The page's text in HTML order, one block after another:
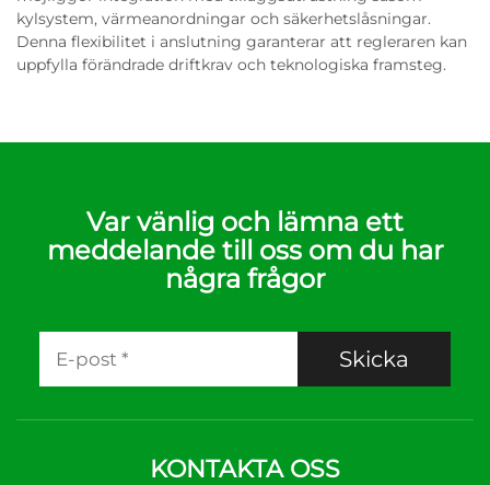
kylsystem, värmeanordningar och säkerhetslåsningar.
Denna flexibilitet i anslutning garanterar att regleraren kan
uppfylla förändrade driftkrav och teknologiska framsteg.
Var vänlig och lämna ett
meddelande till oss om du har
några frågor
Skicka
KONTAKTA OSS